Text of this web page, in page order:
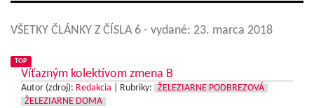
VŠETKY ČLÁNKY Z ČÍSLA 6 - vydané: 23. marca 2018
TOP
Víťazným kolektívom zmena B
Autor (zdroj): Redakcia Rubriky:
ŽELEZIARNE PODBREZOVÁ
ŽELEZIARNE DOMA